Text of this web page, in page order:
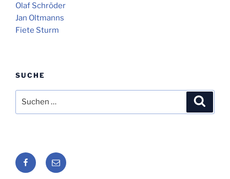
Olaf Schröder
Jan Oltmanns
Fiete Sturm
SUCHE
nach:
Seafarers
Lounge
Seafarers
Lounge